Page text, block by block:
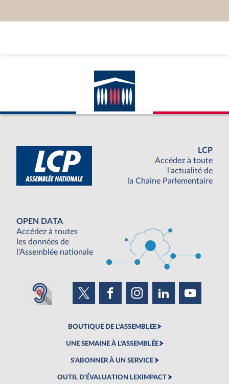
LCP
Accédez à toute
l'actualité de
la Chaine Parlementaire
OPEN DATA
Accédez à toutes
les données de
l'Assemblée nationale
BOUTIQUE DE L'ASSEMBLEE
UNE SEMAINE À L'ASSEMBLÉE
S'ABONNER À UN SERVICE
OUTIL D'ÉVALUATION LEXIMPACT